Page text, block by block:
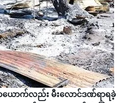
ောက်လည်း မီးလောင်ဒဏ်ရာရခဲ့